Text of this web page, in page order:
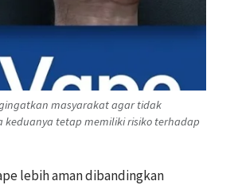
masyarakat agar tidak
tetap memiliki risiko terhadap
lebih aman dibandingkan